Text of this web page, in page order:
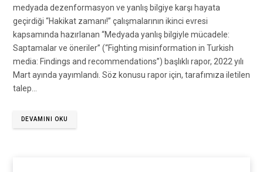
medyada dezenformasyon ve yanlış bilgiye karşı hayata
geçirdiği “Hakikat zamanı!” çalışmalarının ikinci evresi
kapsamında hazırlanan “Medyada yanlış bilgiyle mücadele:
Saptamalar ve öneriler” (“Fighting misinformation in Turkish
media: Findings and recommendations”) başlıklı rapor, 2022 yılı
Mart ayında yayımlandı. Söz konusu rapor için, tarafımıza iletilen
talep…
DEVAMINI OKU